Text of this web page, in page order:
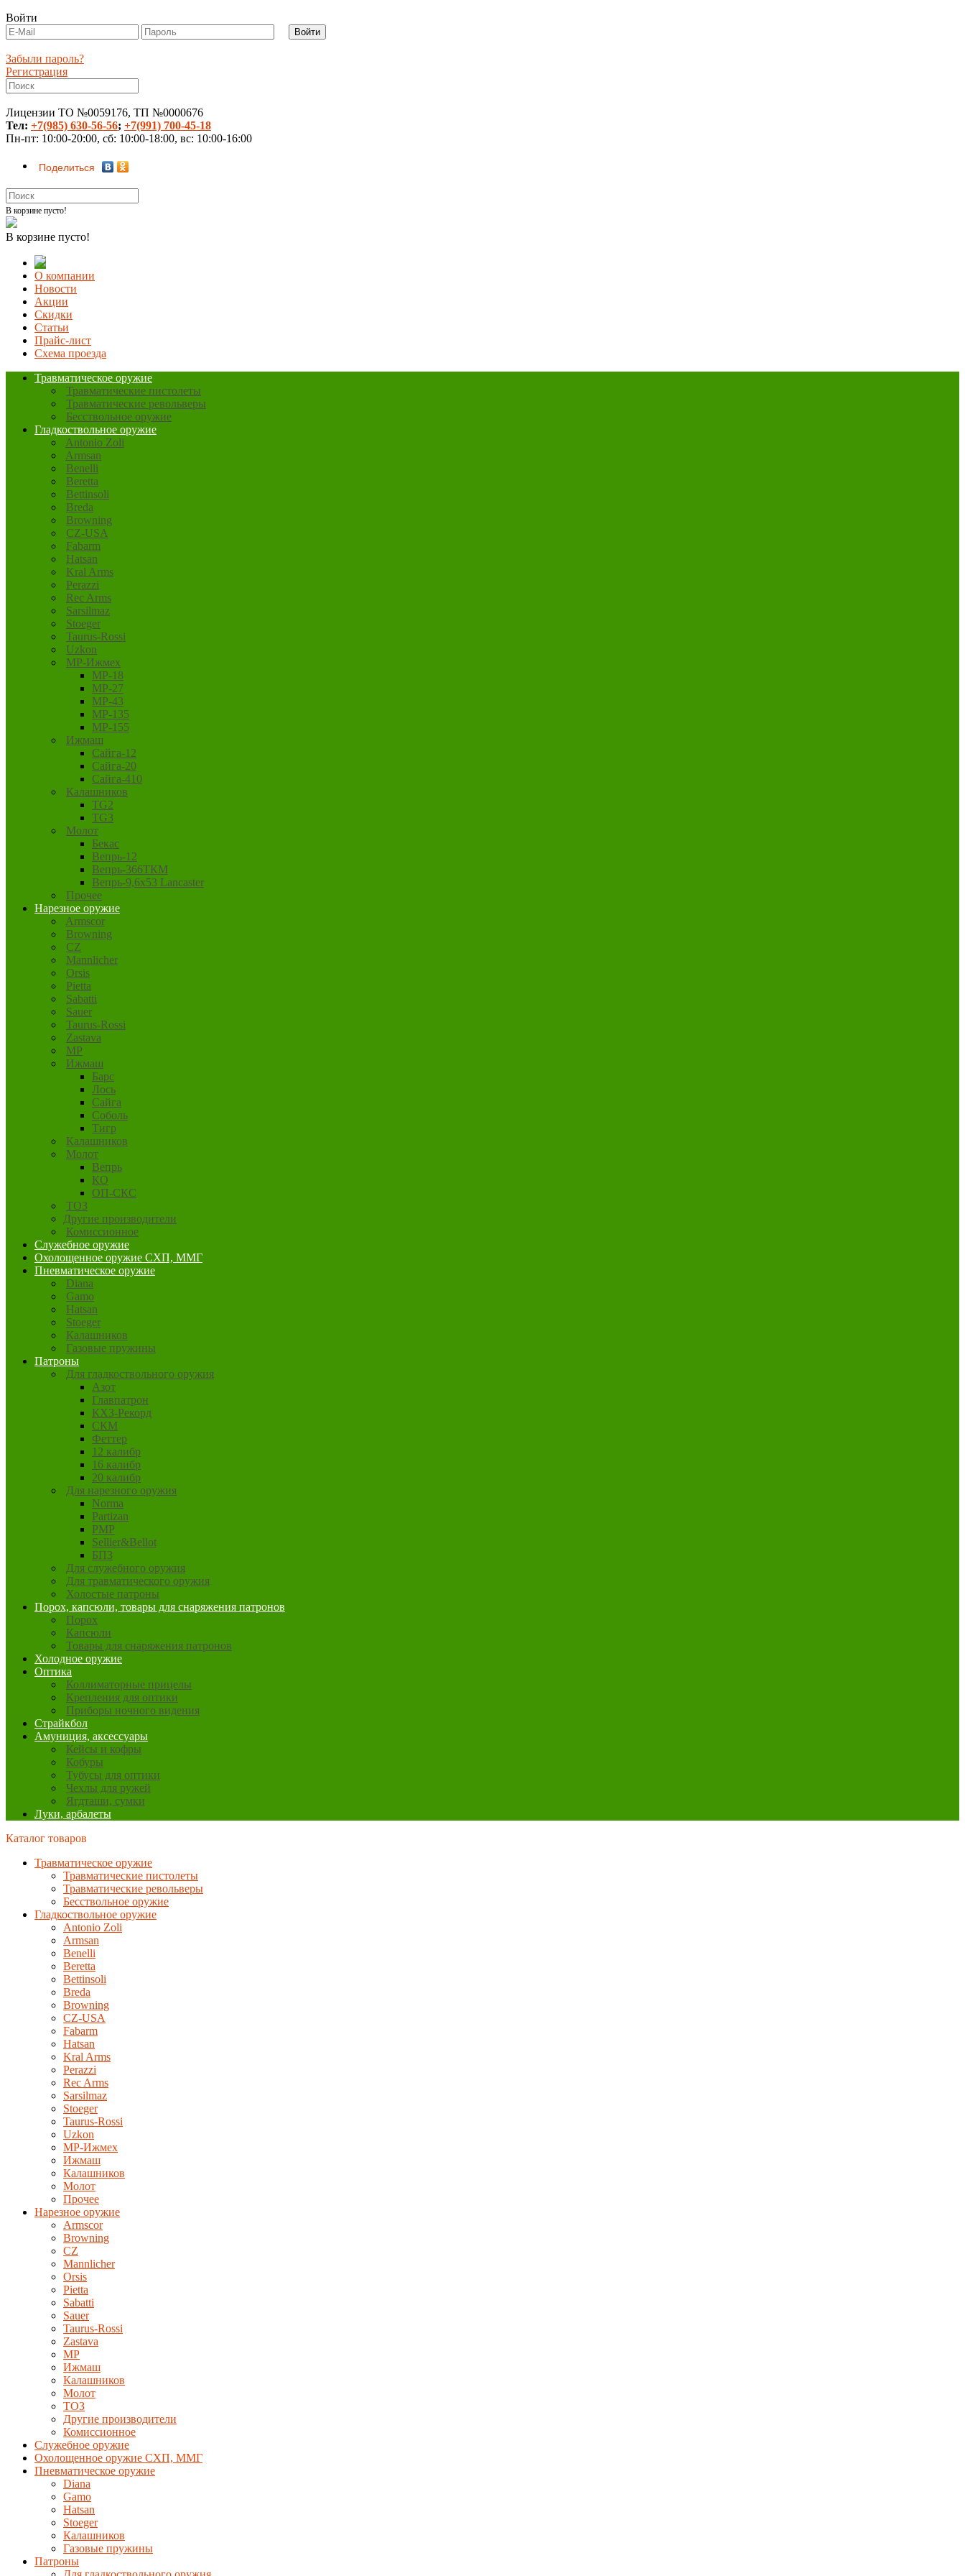
Войти
Забыли пароль?
Регистрация
Лицензии ТО №0059176, ТП №0000676
Тел: +7(985) 630-56-56; +7(991) 700-45-18
Пн-пт: 10:00-20:00, сб: 10:00-18:00, вс: 10:00-16:00
Поделиться
В корзине пусто!
В корзине пусто!
О компании
Новости
Акции
Скидки
Статьи
Прайс-лист
Схема проезда
Травматическое оружие
Травматические пистолеты
Травматические револьверы
Бесствольное оружие
Гладкоствольное оружие
Antonio Zoli
Armsan
Benelli
Beretta
Bettinsoli
Breda
Browning
CZ-USA
Fabarm
Hatsan
Kral Arms
Perazzi
Rec Arms
Sarsilmaz
Stoeger
Taurus-Rossi
Uzkon
MP-Ижмех
MP-18
MP-27
MP-43
MP-135
MP-155
Ижмаш
Сайга-12
Сайга-20
Сайга-410
Калашников
TG2
TG3
Молот
Бекас
Вепрь-12
Вепрь-366ТКМ
Вепрь-9,6х53 Lancaster
Прочее
Нарезное оружие
Armscor
Browning
CZ
Mannlicher
Orsis
Pietta
Sabatti
Sauer
Taurus-Rossi
Zastava
MP
Ижмаш
Барс
Лось
Сайга
Соболь
Тигр
Калашников
Молот
Вепрь
КО
ОП-СКС
ТОЗ
Другие производители
Комиссионное
Служебное оружие
Охолощенное оружие СХП, ММГ
Пневматическое оружие
Diana
Gamo
Hatsan
Stoeger
Калашников
Газовые пружины
Патроны
Для гладкоствольного оружия
Азот
Главпатрон
КХЗ-Рекорд
СКМ
Феттер
12 калибр
16 калибр
20 калибр
Для нарезного оружия
Norma
Partizan
PMP
Sellier&Bellot
БПЗ
Для служебного оружия
Для травматического оружия
Холостые патроны
Порох, капсюли, товары для снаряжения патронов
Порох
Капсюли
Товары для снаряжения патронов
Холодное оружие
Оптика
Коллиматорные прицелы
Крепления для оптики
Приборы ночного видения
Страйкбол
Амуниция, аксессуары
Кейсы и кофры
Кобуры
Тубусы для оптики
Чехлы для ружей
Ягдташи, сумки
Луки, арбалеты
Каталог товаров
Травматическое оружие
Травматические пистолеты
Травматические револьверы
Бесствольное оружие
Гладкоствольное оружие
Antonio Zoli
Armsan
Benelli
Beretta
Bettinsoli
Breda
Browning
CZ-USA
Fabarm
Hatsan
Kral Arms
Perazzi
Rec Arms
Sarsilmaz
Stoeger
Taurus-Rossi
Uzkon
MP-Ижмех
Ижмаш
Калашников
Молот
Прочее
Нарезное оружие
Armscor
Browning
CZ
Mannlicher
Orsis
Pietta
Sabatti
Sauer
Taurus-Rossi
Zastava
MP
Ижмаш
Калашников
Молот
ТОЗ
Другие производители
Комиссионное
Служебное оружие
Охолощенное оружие СХП, ММГ
Пневматическое оружие
Diana
Gamo
Hatsan
Stoeger
Калашников
Газовые пружины
Патроны